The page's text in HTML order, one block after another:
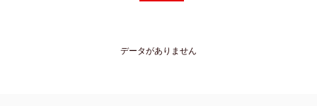
データがありません